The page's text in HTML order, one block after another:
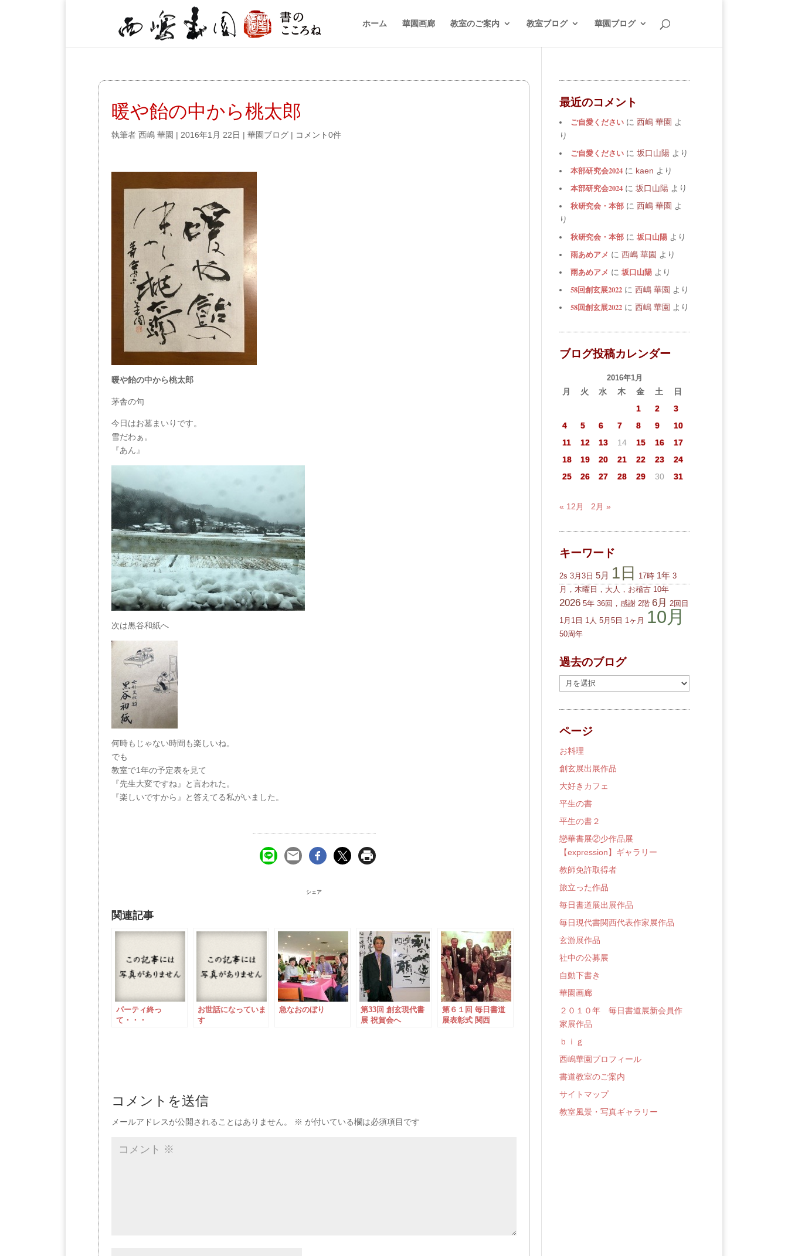
ホーム 華園画廊 教室のご案内 教室ブログ 華園ブログ
暖や飴の中から桃太郎
執筆者 西嶋 華園 | 2016年1月 22日 | 華園ブログ | コメント0件
暖や飴の中から桃太郎
茅舎の句
今日はお墓まいりです。
雪だわぁ。
『あん』
次は黒谷和紙へ
何時もじゃない時間も楽しいね。
でも
教室で1年の予定表を見て
『先生大変ですね』と言われた。
『楽しいですから』と答えてる私がいました。
シェア
関連記事
パーティ終っ
て・・・
お世話になっていま
す
急なおのぼり
第33回 創玄現代書
展 祝賀会へ
第６１回 毎日書道
展表彰式 関西
コメントを送信
メールアドレスが公開されることはありません。 ※ が付いている欄は必須項目です
最近のコメント
ご自愛ください に 西嶋 華園 よ
り
ご自愛ください に 坂口山陽 より
本部研究会2024 に kaen より
本部研究会2024 に 坂口山陽 より
秋研究会・本部 に 西嶋 華園 よ
り
秋研究会・本部 に 坂口山陽 より
雨あめアメ に 西嶋 華園 より
雨あめアメ に 坂口山陽 より
58回創玄展2022 に 西嶋 華園 より
58回創玄展2022 に 西嶋 華園 より
ブログ投稿カレンダー
2016年1月
月 火 水 木 金 土
日
1
2
3
4
5 6 7 8 9
10
11
12 13 14 15 16
17
18
19 20 21 22 23
24
25
26 27 28 29 30 31
« 12月 2月 »
キーワード
2s 3月3日 5月 1日 17時 1年 3
月，木曜日，大人，お稽古 10年
2026 5年 36回，感謝 2階 6月 2回目
1月1日 1人 5月5日 1ヶ月 10月
50周年
過去のブログ
去
の
ロ
グ
ページ
お料理
創玄展出展作品
大好きカフェ
平生の書
平生の書２
戀華書展②少作品展
【expression】ギャラリー
教師免許取得者
旅立った作品
毎日書道展出展作品
毎日現代書関西代表作家展作品
玄游展作品
社中の公募展
自動下書き
華園画廊
２０１０年 毎日書道展新会員作
家展作品
ｂｉｇ
西嶋華園プロフィール
書道教室のご案内
サイトマップ
教室風景・写真ギャラリー